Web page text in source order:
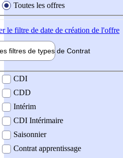
Toutes les offres
le filtre de date de création de l'offre
filtres de types de Contrat
contrat
CDI
CDD
Intérim
CDI Intérimaire
Saisonnier
Contrat apprentissage